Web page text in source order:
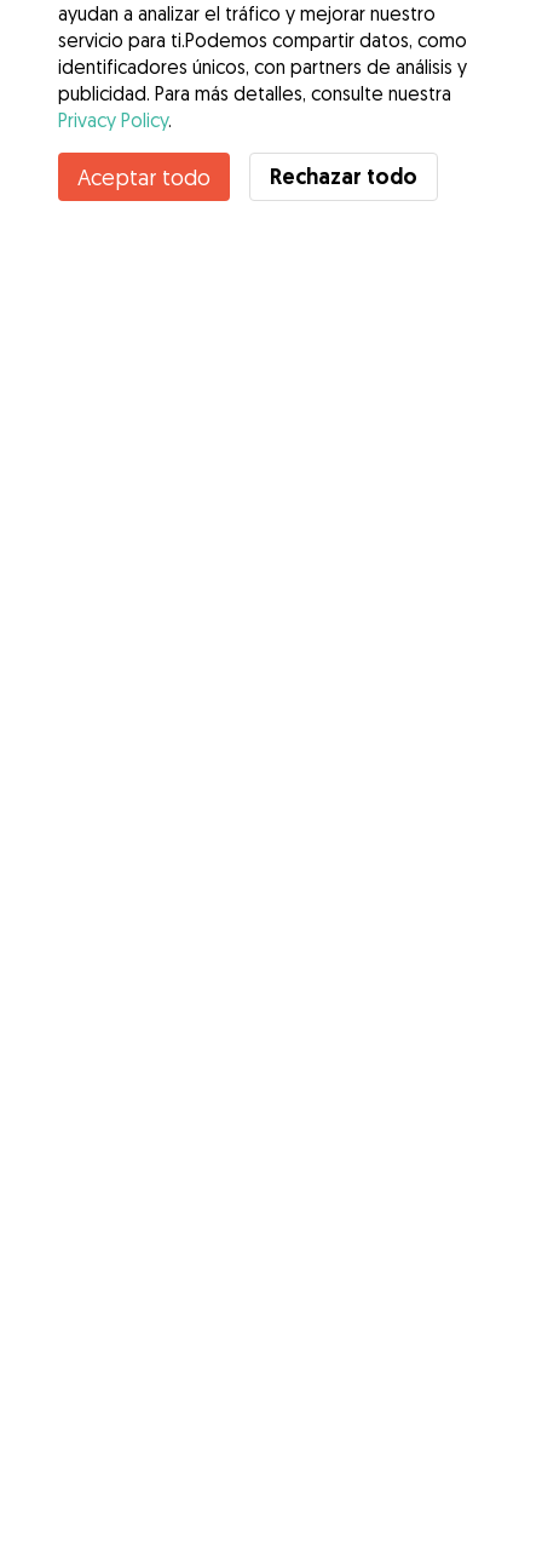
Contacta con Daniela
¿Conoces los Beneficios de Gudog? Ver más
ayudan a analizar el tráfico y mejorar nuestro
servicio para ti.Podemos compartir datos, como
identificadores únicos, con partners de análisis y
publicidad. Para más detalles, consulte nuestra
Privacy Policy.
Aceptar todo Rechazar todo